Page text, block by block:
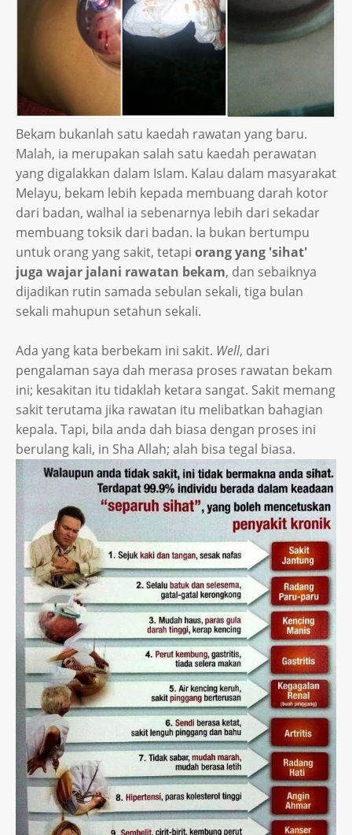
Bekam bukanlah satu kaedah rawatan yang baru.
Malah, ia merupakan salah satu kaedah perawatan
yang digalakkan dalam Islam. Kalau dalam masyarakat
Melayu, bekam lebih kepada membuang darah kotor
dari badan, walhal ia sebenarnya lebih dari sekadar
membuang toksik dari badan. Ia bukan bertumpu
untuk orang yang sakit, tetapi orang yang 'sihat'
juga wajar jalani rawatan bekam, dan sebaiknya
dijadikan rutin samada sebulan sekali, tiga bulan
sekali mahupun setahun sekali.
Ada yang kata berbekam ini sakit. Well, dari
pengalaman saya dah merasa proses rawatan bekam
ini; kesakitan itu tidaklah ketara sangat. Sakit memang
sakit terutama jika rawatan itu melibatkan bahagian
kepala. Tapi, bila anda dah biasa dengan proses ini
berulang kali, in Sha Allah; alah bisa tegal biasa.